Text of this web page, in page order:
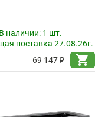
наличии: 1 шт.
поставка 27.08.26г.
69 147 ₽
shopping_cart